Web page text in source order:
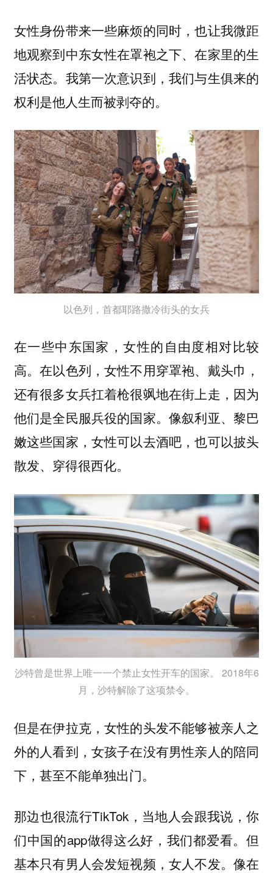
女性身份带来一些麻烦的同时，也让我微距
地观察到中东女性在罩袍之下、在家里的生
活状态。我第一次意识到，我们与生俱来的
权利是他人生而被剥夺的。
以色列，首都耶路撒冷街头的女兵
在一些中东国家，女性的自由度相对比较
高。在以色列，女性不用穿罩袍、戴头巾，
还有很多女兵扛着枪很飒地在街上走，因为
他们是全民服兵役的国家。像叙利亚、黎巴
嫩这些国家，女性可以去酒吧，也可以披头
散发、穿得很西化。
沙特曾是世界上唯一一个禁止女性开车的国家。 2018年6
月，沙特解除了这项禁令。
但是在伊拉克，女性的头发不能够被亲人之
外的人看到，女孩子在没有男性亲人的陪同
下，甚至不能单独出门。
那边也很流行TikTok，当地人会跟我说，你
们中国的app做得这么好，我们都爱看。但
基本只有男人会发短视频，女人不发。像在